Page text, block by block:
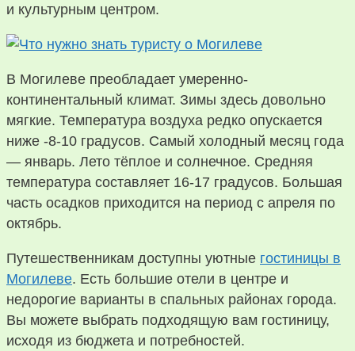
и культурным центром.
В Могилеве преобладает умеренно-
континентальный климат. Зимы здесь довольно
мягкие. Температура воздуха редко опускается
ниже -8-10 градусов. Самый холодный месяц года
— январь. Лето тёплое и солнечное. Средняя
температура составляет 16-17 градусов. Большая
часть осадков приходится на период с апреля по
октябрь.
Путешественникам доступны уютные гостиницы в
Могилеве. Есть большие отели в центре и
недорогие варианты в спальных районах города.
Вы можете выбрать подходящую вам гостиницу,
исходя из бюджета и потребностей.